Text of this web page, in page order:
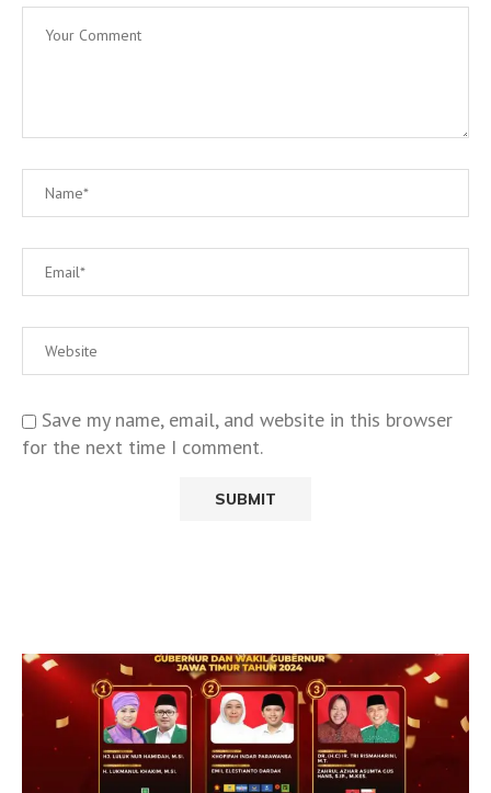
Save my name, email, and website in this browser
for the next time I comment.